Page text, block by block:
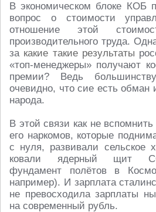
В экономическом блоке КОБ
вопрос о стоимости
отношение этой
производительного труда.
за какие такие результаты
«топ-менеджеры» получают
премии? Ведь
очевидно, что сие есть обман
народа.
В этой связи как не
его наркомов, которые
с нуля, развивали сельское
ковали ядерный щит
фундамент полётов в
например). И зарплата
не превосходила зарплаты
на современный рубль.